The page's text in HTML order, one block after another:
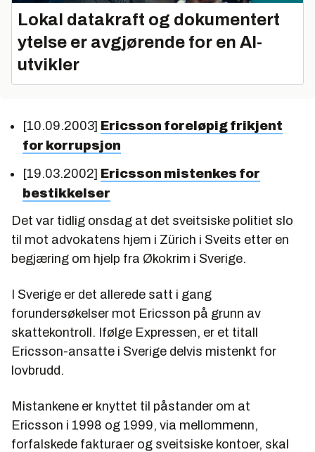
Lokal datakraft og dokumentert
ytelse er avgjørende for en AI-
utvikler
[10.09.2003] Ericsson foreløpig frikjent
for korrupsjon
[19.03.2002] Ericsson mistenkes for
bestikkelser
Det var tidlig onsdag at det sveitsiske politiet slo
til mot advokatens hjem i Zürich i Sveits etter en
begjæring om hjelp fra Økokrim i Sverige.
I Sverige er det allerede satt i gang
forundersøkelser mot Ericsson på grunn av
skattekontroll. Ifølge Expressen, er et titall
Ericsson-ansatte i Sverige delvis mistenkt for
lovbrudd.
Mistankene er knyttet til påstander om at
Ericsson i 1998 og 1999, via mellommenn,
forfalskede fakturaer og sveitsiske kontoer, skal